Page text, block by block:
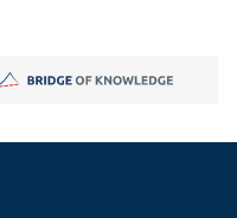
of Knowledge open in new tab